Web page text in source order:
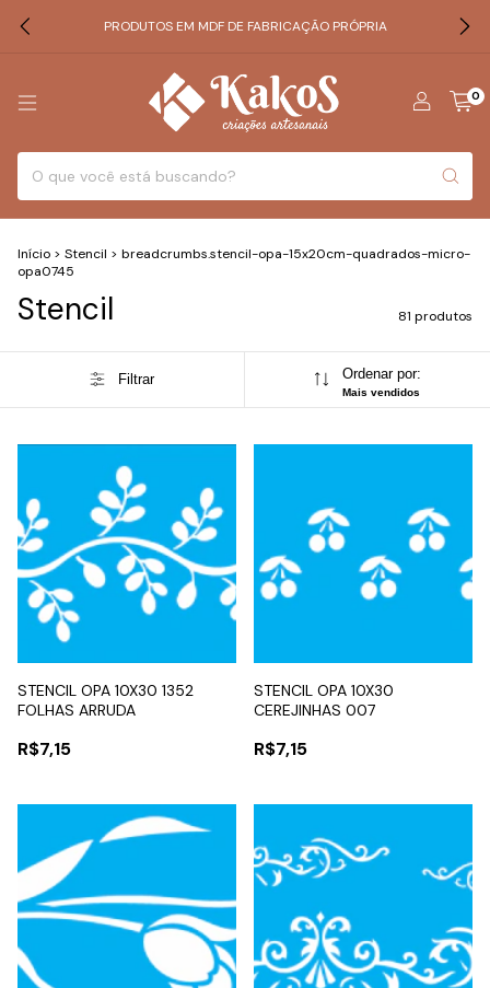
PRODUTOS EM MDF DE FABRICAÇÃO PRÓPRIA
0
Início > Stencil > breadcrumbs.stencil-opa-15x20cm-quadrados-micro-
opa0745
Stencil 81 produtos
Filtrar Ordenar por:
Mais vendidos
STENCIL OPA 10X30 1352
FOLHAS ARRUDA
R$7,15
STENCIL OPA 10X30
CEREJINHAS 007
R$7,15